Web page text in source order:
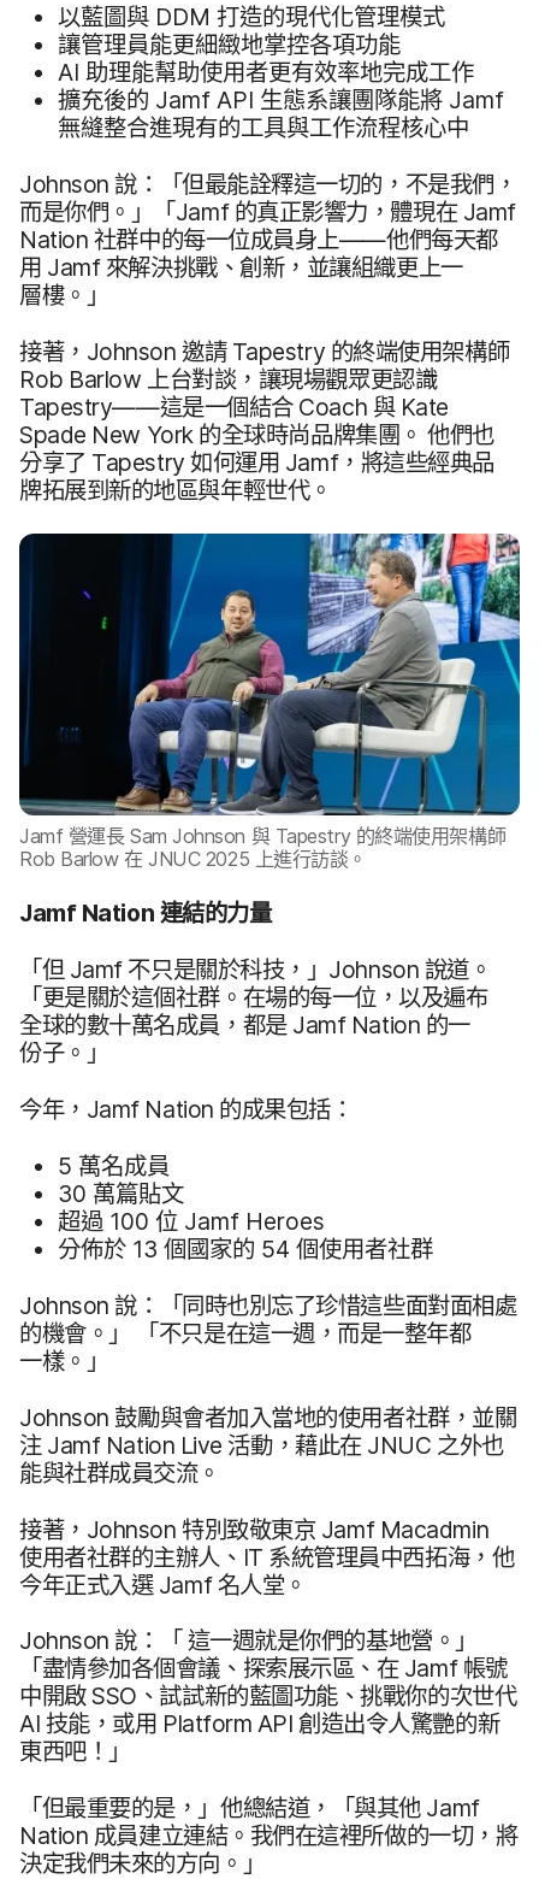
以​藍圖​與 DDM 打造​的​現代化​管理​模式
讓​管理員​能​更​細​緻​地掌控​各​項​功​能
AI 助理​能​幫助​使用​者​更​有效率​地​完成​工作
擴充​後​的 Jamf API 生態系​讓​團隊​能​將 Jamf
無縫​整合​進現有​的​工具​與​工作​流程​核心​中
Johnson說：​「但​最​能​詮釋​這​一​切​的，​不​是​我們，​
而​是​你們。​」​「Jamf 的​真正​影響力，​體現在Jamf
Nation 社群​中​的​每​一​位​成員​身​上​——​他們​每​天​都​
用 Jamf 來​解決​挑戰、​創新，​並​讓​組織​更​上​一​
層樓。​」
接著， Johnson邀請Tapestry 的​終端​使用​架構師
Rob Barlow 上​台​對​談，​讓​現場​觀眾​更​認識
Tapestry——​這​是​一​個​結合Coach 與Kate
Spade New York 的​全球​時​尚​品​牌​集團。 他們​也​
分享​了 Tapestry如何​運用 Jamf，​將​這些​經典品​
牌拓​展到​新​的​地區​與​年輕​世代。
Jamf 營​運長Sam Johnson 與Tapestry 的​終端​使用​架構師
Rob Barlow在 JNUC 2025 上​進行​訪談。
Jamf Nation 連結​的​力量
「但 Jamf 不​只是​關於​科技，​」 Johnson 說道。
「更​是​關於​這​個​社群。​在​場​的​每​一​位，​以及​遍布​
全球​的​數​十萬​名​成員，​都​是Jamf Nation 的​一​
份子。​」
今年， Jamf Nation 的​成果​包括：
5 萬​名​成員
30 萬篇貼文
超過 100 位 Jamf Heroes
分佈​於 13 個​國家​的 54 個​使用​者​社群
Johnson說：​「同時​也​別忘​了​珍惜​這些​面對​面​相處​
的​機會。​」
「不​只是​在​這​一​週，​而​是​一​整年​都​
一樣。​」
Johnson 鼓勵​與會者​加入​當地​的​使用​者​社群，​並​關​
注Jamf Nation Live 活動，​藉此​在JNUC 之​外​也​
能​與​社群成員​交流。
接著， Johnson特別​致敬​東京Jamf Macadmin
使用​者​社群​的​主辦人、 IT 系統​管理員​中西拓海，​他​
今年​正式​入選Jamf名​人堂。
Johnson說：​「 這​一​週​就是​你們​的​基地營。​」
「盡情​參加​各​個​會議、​探索​展示區、​在Jamf 帳號​
中​開啟SSO 、​試試​新​的​藍圖​功能、​挑戰你​的​次​世代
AI 技能，​或用 Platform API創造出令​人​驚艷​的​新​
東​西吧！」
「但​最​重要​的​是，​」​他​總結道，​「與​其他Jamf
Nation 成員​建立​連結。​我們​在​這​裡​所​做​的​一切，​將​
決定​我們​未來​的​方向。​」